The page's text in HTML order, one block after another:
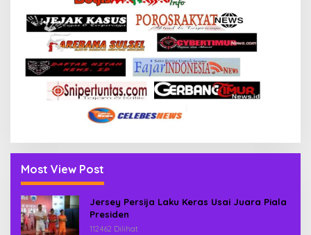
Most View Post
Jersey Persija Laku Keras Usai Juara Piala
Presiden
112462 Dilihat